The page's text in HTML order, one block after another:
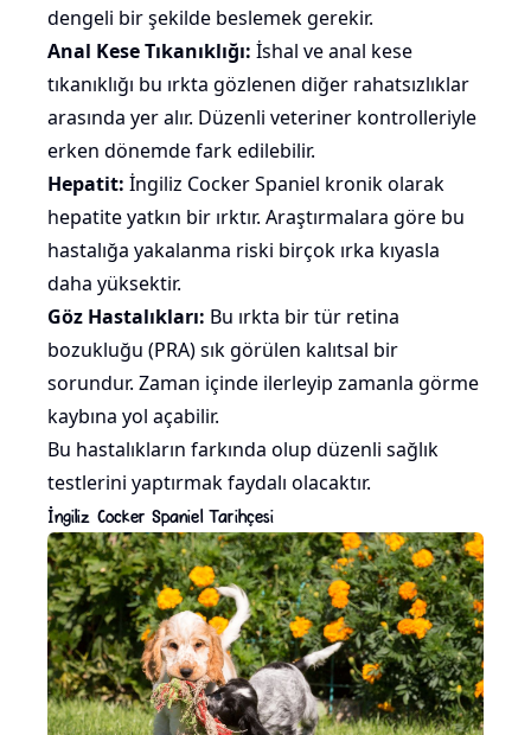
dengeli bir şekilde beslemek gerekir.
Anal Kese Tıkanıklığı: İshal ve anal kese
tıkanıklığı bu ırkta gözlenen diğer rahatsızlıklar
arasında yer alır. Düzenli veteriner kontrolleriyle
erken dönemde fark edilebilir.
Hepatit: İngiliz Cocker Spaniel kronik olarak
hepatite yatkın bir ırktır. Araştırmalara göre bu
hastalığa yakalanma riski birçok ırka kıyasla
daha yüksektir.
Göz Hastalıkları: Bu ırkta bir tür retina
bozukluğu (PRA) sık görülen kalıtsal bir
sorundur. Zaman içinde ilerleyip zamanla görme
kaybına yol açabilir.
Bu hastalıkların farkında olup düzenli sağlık
testlerini yaptırmak faydalı olacaktır.
İngiliz Cocker Spaniel Tarihçesi